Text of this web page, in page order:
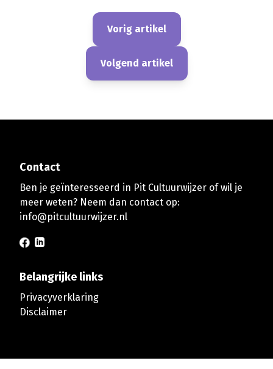
Vorig artikel
Volgend artikel
Contact
Ben je geïnteresseerd in Pit Cultuurwijzer of wil je
meer weten? Neem dan contact op:
info@pitcultuurwijzer.nl
Belangrijke links
Privacyverklaring
Disclaimer